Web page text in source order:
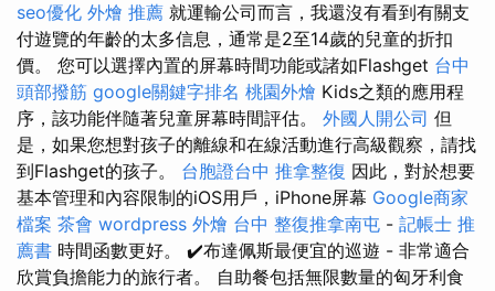
seo優化 外燴 推薦 就運輸公司而言，我還沒有看到有關支
付遊覽的年齡的太多信息，通常是2至14歲的兒童的折扣
價。 您可以選擇內置的屏幕時間功能或諸如Flashget 台中
頭部撥筋 google關鍵字排名 桃園外燴 Kids之類的應用程
序，該功能伴隨著兒童屏幕時間評估。 外國人開公司 但
是，如果您想對孩子的離線和在線活動進行高級觀察，請找
到Flashget的孩子。 台胞證台中 推拿整復 因此，對於想要
基本管理和內容限制的iOS用戶，iPhone屏幕 Google商家
檔案 茶會 wordpress 外燴 台中 整復推拿南屯 - 記帳士 推
薦書 時間函數更好。 ✔️布達佩斯最便宜的巡遊 - 非常適合
欣賞負擔能力的旅行者。 自助餐包括無限數量的匈牙利食